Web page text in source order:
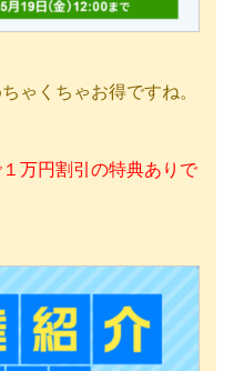
ゃくちゃお得ですね。
万円割引の特典ありで